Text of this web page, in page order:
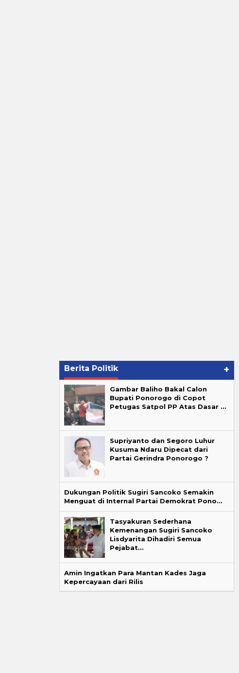
Berita Politik +
Gambar Baliho Bakal Calon
Bupati Ponorogo di Copot
Petugas Satpol PP Atas Dasar …
Supriyanto dan Segoro Luhur
Kusuma Ndaru Dipecat dari
Partai Gerindra Ponorogo ?
Dukungan Politik Sugiri Sancoko Semakin
Menguat di Internal Partai Demokrat Pono…
Tasyakuran Sederhana
Kemenangan Sugiri Sancoko
Lisdyarita Dihadiri Semua
Pejabat…
Amin Ingatkan Para Mantan Kades Jaga
Kepercayaan dari Rilis